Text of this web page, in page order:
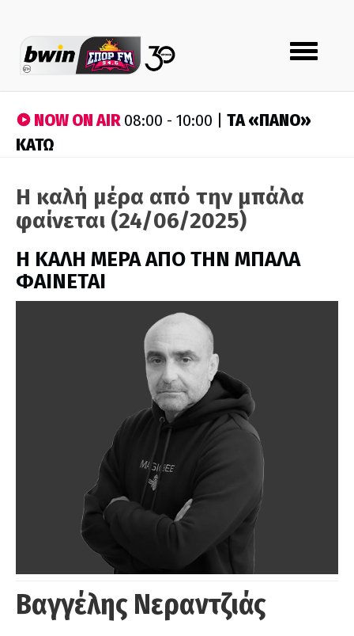
Toggle
navigation
NOW ON AIR08:00 - 10:00 | ΤA «ΠΑΝΟ»
ΚΑΤΩ
Η καλή μέρα από την μπάλα
φαίνεται (24/06/2025)
H ΚΑΛΗ ΜΕΡΑ ΑΠΟ ΤΗΝ ΜΠΑΛΑ
ΦΑΙΝΕΤΑΙ
Βαγγέλης Νεραντζιάς